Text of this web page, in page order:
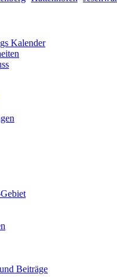
Kalender
Beiträge